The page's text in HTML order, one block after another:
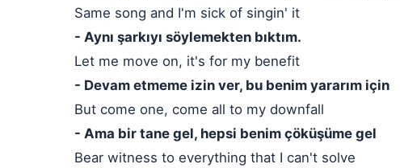
Same song and I'm sick of singin' it
- Aynı şarkıyı söylemekten bıktım.
Let me move on, it's for my benefit
- Devam etmeme izin ver, bu benim yararım için
But come one, come all to my downfall
- Ama bir tane gel, hepsi benim çöküşüme gel
Bear witness to everything that I can't solve